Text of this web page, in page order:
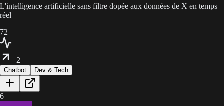
L'intelligence artificielle sans filtre dopée aux données de X en temps
réel
72
+2
Chatbot Dev & Tech
6